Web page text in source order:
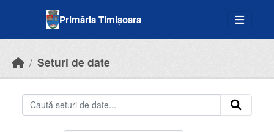
Primăria Timișoara
Seturi de date